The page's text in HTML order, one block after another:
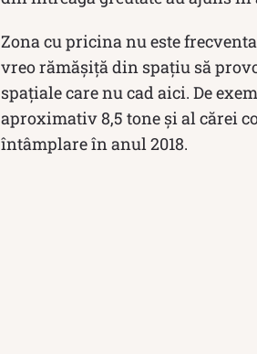
Zona cu pricina nu este
vreo rămășiță din spațiu să
spațiale care nu cad aici. De
aproximativ 8,5 tone şi al cărei
întâmplare în anul 2018.